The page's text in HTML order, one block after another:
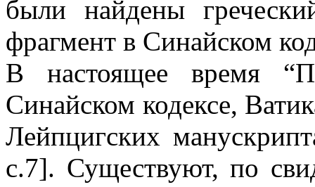
были найдены
фрагмент в Синайском
В настоящее время
Синайском кодексе,
Лейпцигских
с.7]. Существуют, по